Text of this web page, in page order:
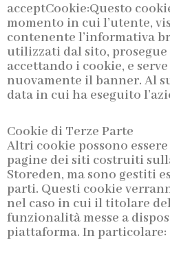
acceptCookie:Questo
momento in cui l’utente,
contenente l’informativa
utilizzati dal sito,
accettando i cookie, e
nuovamente il banner. Al
data in cui ha eseguito
Cookie di Terze Parte
Altri cookie possono
pagine dei siti costruiti
Storeden, ma sono gestiti
parti. Questi cookie
nel caso in cui il titolare
funzionalità messe a
piattaforma. In particolare: